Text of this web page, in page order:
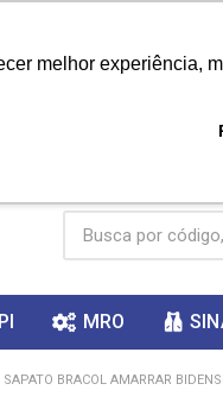
melhor experiência,
MRO
SAPATO BRACOL AMARRAR